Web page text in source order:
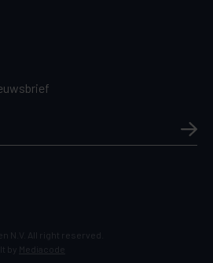
N.V. All right reserved.
by Mediacode